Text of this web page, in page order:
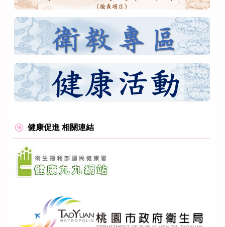
健康促進 相關連結